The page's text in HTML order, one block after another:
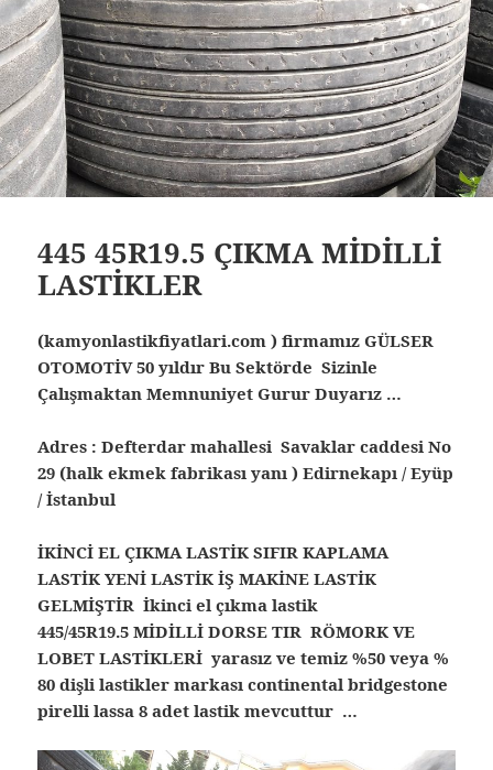
445 45R19.5 ÇIKMA MİDİLLİ
LASTİKLER
(kamyonlastikfiyatlari.com ) firmamız GÜLSER
OTOMOTİV 50 yıldır Bu Sektörde Sizinle
Çalışmaktan Memnuniyet Gurur Duyarız …
Adres : Defterdar mahallesi Savaklar caddesi No
29 (halk ekmek fabrikası yanı ) Edirnekapı / Eyüp
/ İstanbul
İKİNCİ EL ÇIKMA LASTİK SIFIR KAPLAMA
LASTİK YENİ LASTİK İŞ MAKİNE LASTİK
GELMİŞTİR İkinci el çıkma lastik
445/45R19.5 MİDİLLİ DORSE TIR RÖMORK VE
LOBET LASTİKLERİ yarasız ve temiz %50 veya %
80 dişli lastikler markası continental bridgestone
pirelli lassa 8 adet lastik mevcuttur …